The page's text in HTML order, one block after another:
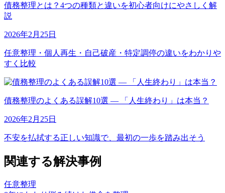
債務整理とは？4つの種類と違いを初心者向けにやさしく解
説
2026年2月25日
任意整理・個人再生・自己破産・特定調停の違いをわかりや
すく比較
債務整理のよくある誤解10選 — 「人生終わり」は本当？
2026年2月25日
不安を払拭する正しい知識で、最初の一歩を踏み出そう
関連する解決事例
任意整理